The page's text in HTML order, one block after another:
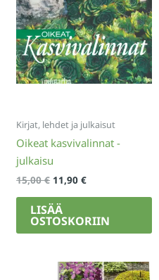
Kirjat, lehdet ja julkaisut
Oikeat kasvivalinnat -
julkaisu
15,00€ Alkuperäinen
oli:
15,00 €.
11,90€Nykyinen
11,90 €.
LISÄÄ
OSTOSKORIIN